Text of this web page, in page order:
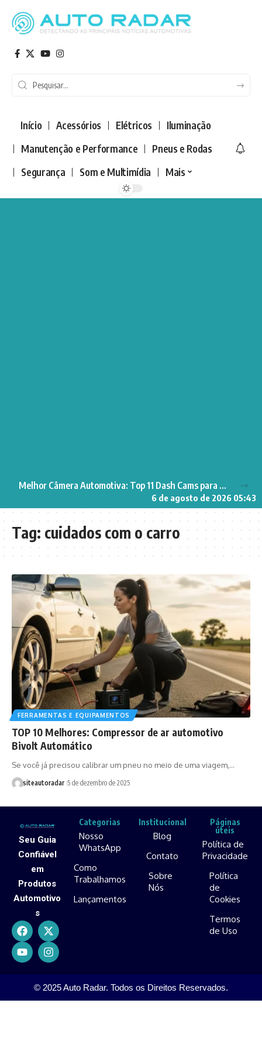
Início Acessórios Elétricos
Iluminação
Manutenção e Performance
Pneus e Rodas
Segurança
Som e Multimídia Mais
6 de agosto de 2026 05:43
Melhor Câmera Automotiva: Top 11 Dash Cams para Segurança no Carro
Tag: cuidados com o carro
FERRAMENTAS E EQUIPAMENTOS
TOP 10 Melhores: Compressor de ar automotivo
Bivolt Automático
Se você já precisou calibrar um pneu no meio de uma viagem,…
siteautoradar 5 de dezembro de 2025
Seu Guia
Confiável
em
Produtos
Automotivo
s
Categorias
Nosso
WhatsApp
Como
Trabalhamos
Lançamentos
Institucional
Blog
Contato
Sobre
Nós
Páginas
úteis
Política de
Privacidade
Política
de
Cookies
Termos
de Uso
© 2025 Auto Radar. Todos os Direitos Reservados.